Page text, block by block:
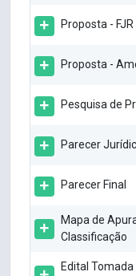
Proposta -
Proposta -
Pesquisa de
Parecer
Parecer Final
Mapa de
Classificação
Edital Tomada